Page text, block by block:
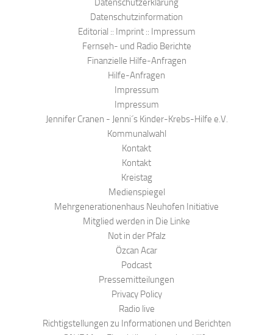
Datenschutzerklärung
Datenschutzinformation
Editorial :: Imprint :: Impressum
Fernseh- und Radio Berichte
Finanzielle Hilfe-Anfragen
Hilfe-Anfragen
Impressum
Impressum
Jennifer Cranen - Jenni´s Kinder-Krebs-Hilfe e.V.
Kommunalwahl
Kontakt
Kontakt
Kreistag
Medienspiegel
Mehrgenerationenhaus Neuhofen Initiative
Mitglied werden in Die Linke
Not in der Pfalz
Özcan Acar
Podcast
Pressemitteilungen
Privacy Policy
Radio live
Richtigstellungen zu Informationen und Berichten